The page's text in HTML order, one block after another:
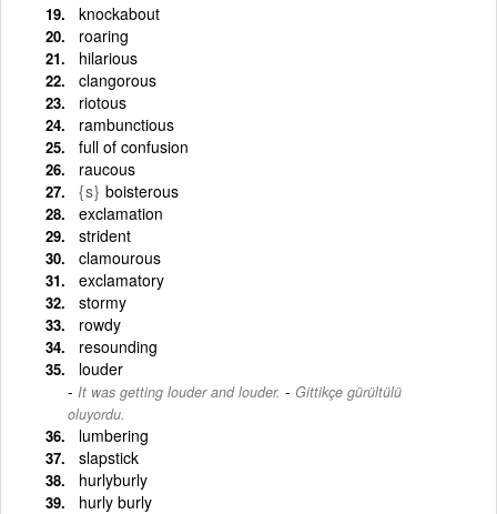
knockabout
roaring
hilarious
clangorous
riotous
rambunctious
full of confusion
raucous
{s} boisterous
exclamation
strident
clamourous
exclamatory
stormy
rowdy
resounding
louder
It was getting louder and louder. - Gittikçe gürültülü
oluyordu.
lumbering
slapstick
hurlyburly
hurly burly